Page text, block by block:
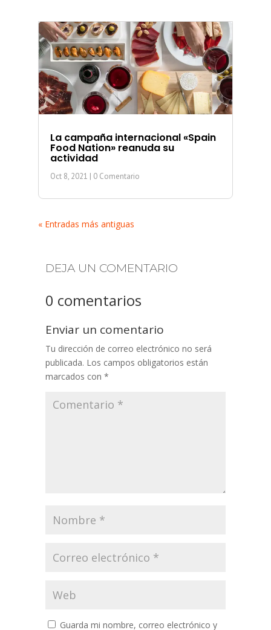
La campaña internacional «Spain
Food Nation» reanuda su
actividad
Oct 8, 2021 | 0 Comentario
« Entradas más antiguas
DEJA UN COMENTARIO
0 comentarios
Enviar un comentario
Tu dirección de correo electrónico no será
publicada. Los campos obligatorios están
marcados con *
Guarda mi nombre, correo electrónico y